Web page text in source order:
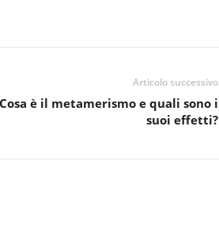
Articolo successivo
Cosa è il metamerismo e quali sono i
suoi effetti?